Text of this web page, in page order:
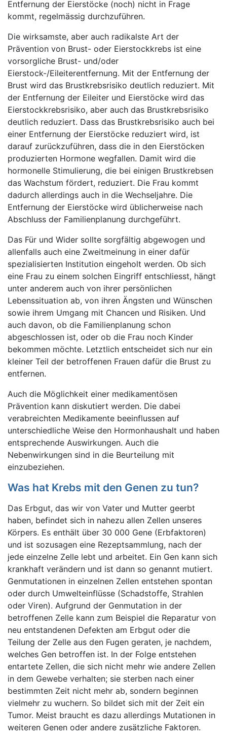
Entfernung der Eierstöcke (noch) nicht in Frage
kommt, regelmässig durchzuführen.
Die wirksamste, aber auch radikalste Art der
Prävention von Brust- oder Eierstockkrebs ist eine
vorsorgliche Brust- und/oder
Eierstock-/Eileiterentfernung. Mit der Entfernung der
Brust wird das Brustkrebsrisiko deutlich reduziert. Mit
der Entfernung der Eileiter und Eierstöcke wird das
Eierstockkrebsrisiko, aber auch das Brustkrebsrisiko
deutlich reduziert. Dass das Brustkrebsrisiko auch bei
einer Entfernung der Eierstöcke reduziert wird, ist
darauf zurückzuführen, dass die in den Eierstöcken
produzierten Hormone wegfallen. Damit wird die
hormonelle Stimulierung, die bei einigen Brustkrebsen
das Wachstum fördert, reduziert. Die Frau kommt
dadurch allerdings auch in die Wechseljahre. Die
Entfernung der Eierstöcke wird üblicherweise nach
Abschluss der Familienplanung durchgeführt.
Das Für und Wider sollte sorgfältig abgewogen und
allenfalls auch eine Zweitmeinung in einer dafür
spezialisierten Institution eingeholt werden. Ob sich
eine Frau zu einem solchen Eingriff entschliesst, hängt
unter anderem auch von ihrer persönlichen
Lebenssituation ab, von ihren Ängsten und Wünschen
sowie ihrem Umgang mit Chancen und Risiken. Und
auch davon, ob die Familienplanung schon
abgeschlossen ist, oder ob die Frau noch Kinder
bekommen möchte. Letztlich entscheidet sich nur ein
kleiner Teil der betroffenen Frauen dafür die Brust zu
entfernen.
Auch die Möglichkeit einer medikamentösen
Prävention kann diskutiert werden. Die dabei
verabreichten Medikamente beeinflussen auf
unterschiedliche Weise den Hormonhaushalt und haben
entsprechende Auswirkungen. Auch die
Nebenwirkungen sind in die Beurteilung mit
einzubeziehen.
Was hat Krebs mit den Genen zu tun?
Das Erbgut, das wir von Vater und Mutter geerbt
haben, befindet sich in nahezu allen Zellen unseres
Körpers. Es enthält über 30 000 Gene (Erbfaktoren)
und ist sozusagen eine Rezeptsammlung, nach der
jede einzelne Zelle lebt und arbeitet. Ein Gen kann sich
krankhaft verändern und ist dann so genannt mutiert.
Genmutationen in einzelnen Zellen entstehen spontan
oder durch Umwelteinflüsse (Schadstoffe, Strahlen
oder Viren). Aufgrund der Genmutation in der
betroffenen Zelle kann zum Beispiel die Reparatur von
neu entstandenen Defekten am Erbgut oder die
Teilung der Zelle aus den Fugen geraten, je nachdem,
welches Gen betroffen ist. In der Folge entstehen
entartete Zellen, die sich nicht mehr wie andere Zellen
in dem Gewebe verhalten; sie sterben nach einer
bestimmten Zeit nicht mehr ab, sondern beginnen
vielmehr zu wuchern. So bildet sich mit der Zeit ein
Tumor. Meist braucht es dazu allerdings Mutationen in
weiteren Genen oder andere zusätzliche Faktoren.